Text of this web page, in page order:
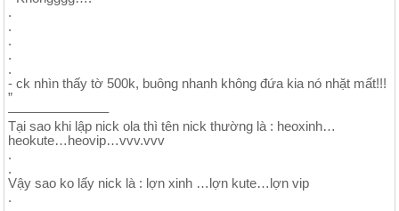
.
.
.
.
.
- ck nhìn thấy tờ 500k, buông nhanh không đứa kia nó nhặt mất!!!
”
———————–
Tại sao khi lập nick ola thì tên nick thường là : heoxinh…
heokute…heovip…vvv.vvv
.
.
Vậy sao ko lấy nick là : lợn xinh …lợn kute…lợn vip
.